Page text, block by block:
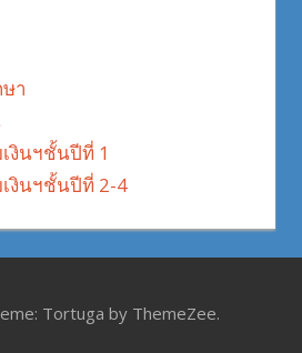
า
งินฯชั้นปีที่ 1
งินฯชั้นปีที่ 2-4
Tortuga by ThemeZee.